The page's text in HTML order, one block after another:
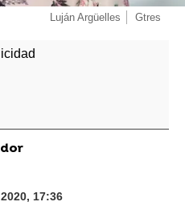
Luján Argüelles Gtres
17:36